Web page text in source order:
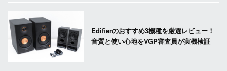
Edifierのおすすめ3機種を厳選レビュー！
音質と使い心地をVGP審査員が実機検証